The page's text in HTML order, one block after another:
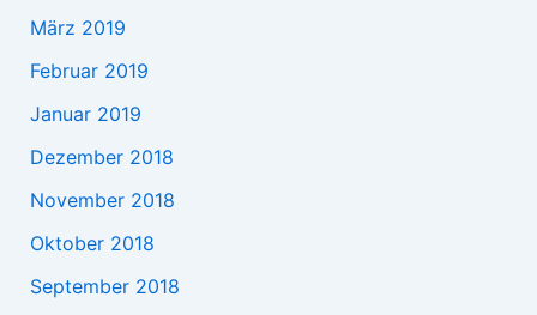
März 2019
Februar 2019
Januar 2019
Dezember 2018
November 2018
Oktober 2018
September 2018